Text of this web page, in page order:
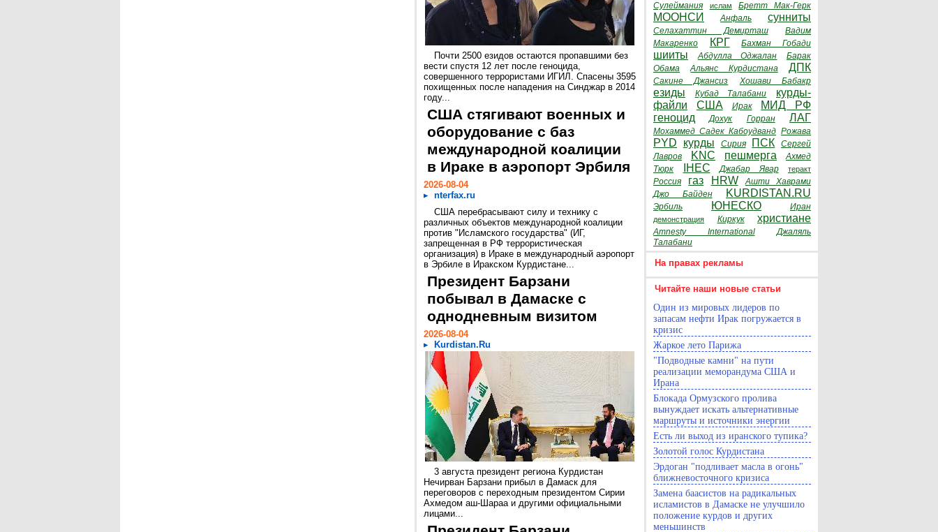
Почти 2500 езидов остаются пропавшими без
вести спустя 12 лет после геноцида,
совершенного террористами ИГИЛ. Спасены 3595
похищенных после нападения на Синджар в 2014
году...
США стягивают военных и
оборудование с баз
международной коалиции
в Ираке в аэропорт Эрбиля
2026-08-04
nterfax.ru
США перебрасывают силу и технику с
различных объектов международной коалиции
против "Исламского государства" (ИГ,
запрещенная в РФ террористическая
организация) в Ираке в международный аэропорт
в Эрбиле в Иракском Курдистане...
Президент Барзани
побывал в Дамаске с
однодневным визитом
2026-08-04
Kurdistan.Ru
3 августа президент региона Курдистан
Нечирван Барзани прибыл в Дамаск для
переговоров с переходным президентом Сирии
Ахмедом аш-Шараа и другими официальными
лицами...
Сулеймания
ислам Бретт Мак-Герк
МООНСИ Анфаль сунниты
Селахаттин Демирташ
Вадим
Макаренко
КРГ Бахман Гобади
шииты Абдулла Оджалан
Барак
Обама
Альянс Курдистана ДПК
Сакине Джансиз Хошави Бабакр
езиды Кубад Талабани
курды-
файли
США Ирак
МИД РФ
геноцид
Дохук Горран ЛАГ
Мохаммед Садек Кабоудванд Рожава
PYD курды Сирия ПСК
Сергей
Лавров
KNC пешмерга
Ахмед
Тюрк
IHEC Джабар Явар теракт
Россия газ HRW
Ашти Хаврами
Джо Байден
KURDISTAN.RU
Эрбиль ЮНЕСКО Иран
демонстрация Киркук христиане
Amnesty International
Джаляль
Талабани
На правах рекламы
Читайте наши новые статьи
Один из мировых лидеров по
запасам нефти Ирак погружается в
кризис
Жаркое лето Парижа
"Подводные камни" на пути
реализации меморандума США и
Ирана
Блокада Ормузского пролива
вынуждает искать альтернативные
маршруты и источники энергии
Есть ли выход из иранского тупика?
Золотой голос Курдистана
Эрдоган "подливает масла в огонь"
ближневосточного кризиса
Замена баасистов на радикальных
исламистов в Дамаске не улучшило
положение курдов и других
меньшинств